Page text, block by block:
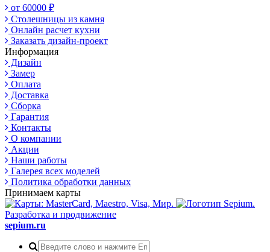
от 60000 ₽
Столешницы из камня
Онлайн расчет кухни
Заказать дизайн-проект
Информация
Дизайн
Замер
Оплата
Доставка
Сборка
Гарантия
Контакты
О компании
Акции
Наши работы
Галерея всех моделей
Политика обработки данных
Принимаем карты
Разработка и продвижение
sepium.ru